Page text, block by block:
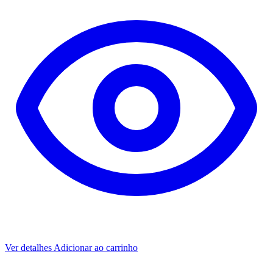
Ver detalhes Adicionar ao carrinho